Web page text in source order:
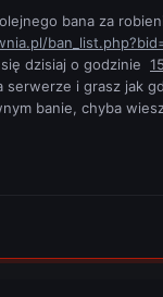
bana za
dzisiaj o godzinie
serwerze i grasz jak
banie, chyba